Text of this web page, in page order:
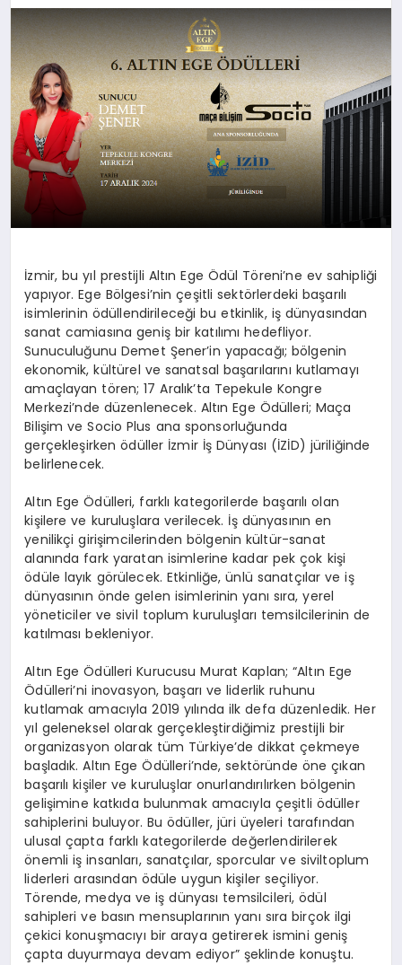
İzmir, bu yıl prestijli Altın Ege Ödül Töreni’ne ev sahipliği
yapıyor. Ege Bölgesi’nin çeşitli sektörlerdeki başarılı
isimlerinin ödüllendirileceği bu etkinlik, iş dünyasından
sanat camiasına geniş bir katılımı hedefliyor.
Sunuculuğunu Demet Şener’in yapacağı; bölgenin
ekonomik, kültürel ve sanatsal başarılarını kutlamayı
amaçlayan tören; 17 Aralık’ta Tepekule Kongre
Merkezi’nde düzenlenecek. Altın Ege Ödülleri; Maça
Bilişim ve Socio Plus ana sponsorluğunda
gerçekleşirken ödüller İzmir İş Dünyası (İZİD) jüriliğinde
belirlenecek.
Altın Ege Ödülleri, farklı kategorilerde başarılı olan
kişilere ve kuruluşlara verilecek. İş dünyasının en
yenilikçi girişimcilerinden bölgenin kültür-sanat
alanında fark yaratan isimlerine kadar pek çok kişi
ödüle layık görülecek. Etkinliğe, ünlü sanatçılar ve iş
dünyasının önde gelen isimlerinin yanı sıra, yerel
yöneticiler ve sivil toplum kuruluşları temsilcilerinin de
katılması bekleniyor.
Altın Ege Ödülleri Kurucusu Murat Kaplan; “Altın Ege
Ödülleri’ni inovasyon, başarı ve liderlik ruhunu
kutlamak amacıyla 2019 yılında ilk defa düzenledik. Her
yıl geleneksel olarak gerçekleştirdiğimiz prestijli bir
organizasyon olarak tüm Türkiye’de dikkat çekmeye
başladık. Altın Ege Ödülleri’nde, sektöründe öne çıkan
başarılı kişiler ve kuruluşlar onurlandırılırken bölgenin
gelişimine katkıda bulunmak amacıyla çeşitli ödüller
sahiplerini buluyor. Bu ödüller, jüri üyeleri tarafından
ulusal çapta farklı kategorilerde değerlendirilerek
önemli iş insanları, sanatçılar, sporcular ve siviltoplum
liderleri arasından ödüle uygun kişiler seçiliyor.
Törende, medya ve iş dünyası temsilcileri, ödül
sahipleri ve basın mensuplarının yanı sıra birçok ilgi
çekici konuşmacıyı bir araya getirerek ismini geniş
çapta duyurmaya devam ediyor” şeklinde konuştu.